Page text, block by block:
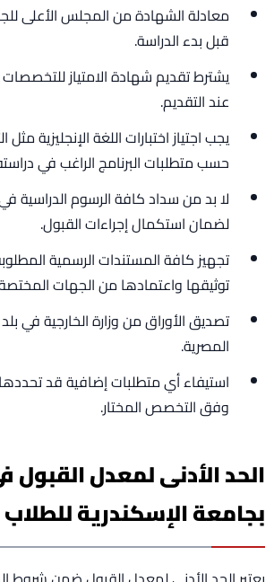
معادلة الشهادة من المجلس الأعلى
قبل بدء الدراسة.
يشترط تقديم شهادة الامتياز للتخصصات
عند التقديم.
يجب اجتياز اختبارات اللغة الإنجليزية مثل
حسب متطلبات البرنامج الراغب في
لا بد من سداد كافة الرسوم الدراسية
لضمان استكمال إجراءات القبول.
تجهيز كافة المستندات الرسمية
توثيقها واعتمادها من الجهات المختصة.
تصديق الأوراق من وزارة الخارجية في
المصرية.
استيفاء أي متطلبات إضافية قد
وفق التخصص المختار.
الحد الأدنى لمعدل القبول
بجامعة الإسكندرية للطلاب